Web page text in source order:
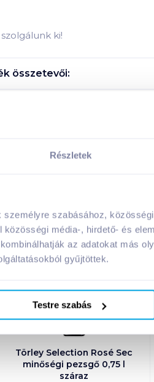
Részletek
szabásához,
média-, hirdető- és
az adatokat más
gyűjtöttek.
Testre szabás
ki!
összetevői:
Törley Selection Rosé Sec
minőségi pezsgő 0,75 l
száraz